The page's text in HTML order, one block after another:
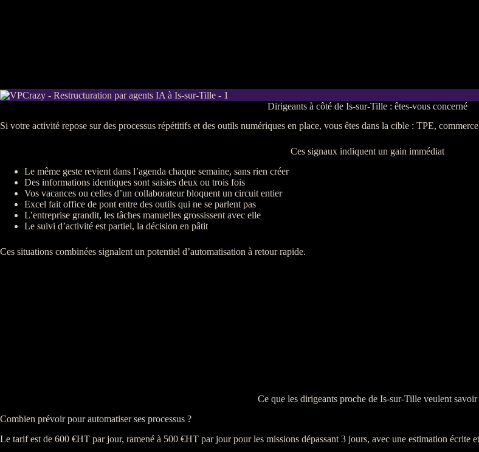
Dirigeants à côté de Is-sur-Tille : êtes-vous concerné
Si votre activité repose sur des processus répétitifs et des outils numériques en place, vous êtes dans la cible : TPE,
Ces signaux indiquent un gain immédiat
Le même geste revient dans l’agenda chaque semaine, sans rien créer
Des informations identiques sont saisies deux ou trois fois
Vos vacances ou celles d’un collaborateur bloquent un circuit entier
Excel fait office de pont entre des outils qui ne se parlent pas
L’entreprise grandit, les tâches manuelles grossissent avec elle
Le suivi d’activité est partiel, la décision en pâtit
Ces situations combinées signalent un potentiel d’automatisation à retour rapide.
Ce que les dirigeants proche de Is-sur-Tille veulent savoir
Combien prévoir pour automatiser ses processus ?
Le tarif est de 600 €HT par jour, ramené à 500 €HT par jour pour les missions dépassant 3 jours, avec une estimation écrite